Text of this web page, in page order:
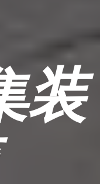
装